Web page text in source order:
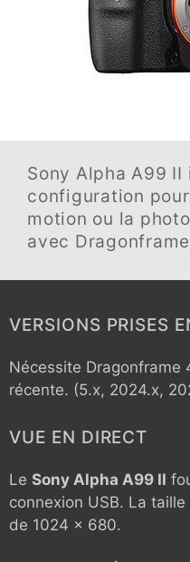
Sony Alpha A99 II
configuration
motion ou la
avec Dragonframe
VERSIONS PRISES
Nécessite Dragonframe
récente. (5.x, 2024.x,
VUE EN DIRECT
Le Sony Alpha A99 II
connexion USB. La
de 1024 x 680.